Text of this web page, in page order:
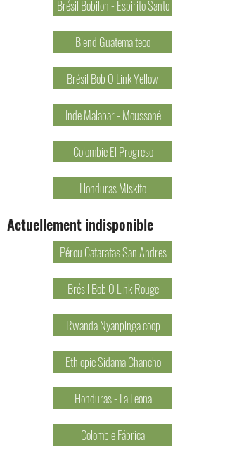
Brésil Bobilon - Espirito Santo
Blend Guatemalteco
Brésil Bob O Link Yellow
Inde Malabar - Moussoné
Colombie El Progreso
Honduras Miskito
Actuellement indisponible
Pérou Cataratas San Andres
Brésil Bob O Link Rouge
Rwanda Nyanpinga coop
Ethiopie Sidama Chancho
Honduras - La Leona
Colombie Fábrica